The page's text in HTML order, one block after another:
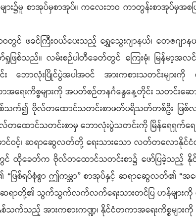
ျား၌မူ စာအုပ်မှစာအုပ်။ ကလေးဘဝ ကာတွန်းစာအုပ်မှ
င် ဖခင်ကြီးဝယ်ပေးသည့် ရွှေသွေးဂျာနယ်၊ တေဇဂျာ
ရှုဖြစ်သည်။ လမ်းစဉ်ပါတီခေတ်တွင် ကြေးမုံ၊ မြန်မ
ဘောလုံးပြိုင်ပွဲအပါအဝင် အားကစားသတင်းမျာ
းကိစ္စများကို အပတ်စဉ်တနင်္ဂနွေနေ့တိုင်း သတင်းဆောင်
က်၍ ဗိုလ်တထောင်သတင်းစာဖတ်ပရိသတ်တစ်ဦး ဖြစ်လ
လ်တထောင်သတင်းစာမှ ဘောလုံးပွဲသတင်းကို မြိန်‌ရေရှက်
င်ဝင့်၊ ဆရာဆွေလတ်တို့ ရေးသားသော လတ်တလောနိုင်ငံ
ထိုခေတ်က ဗိုလ်တထောင်သတင်းစာ၌ ဖော်ပြခဲ့သည့် နိုင်ငံတ
ဖြစ်ရပ်စုံစွာ ဤကမ္ဘာ” စာအုပ်နှင့် ဆရာဆွေလတ်၏
ထိုဆရာတို့၏ သွက်သွက်လက်လက်ရေးသားတင်ပြ ဟန်များ
က်သည့် အားကစားကဏ္ဍ၊ နိုင်ငံတကာအရေးကိစ္စများကို